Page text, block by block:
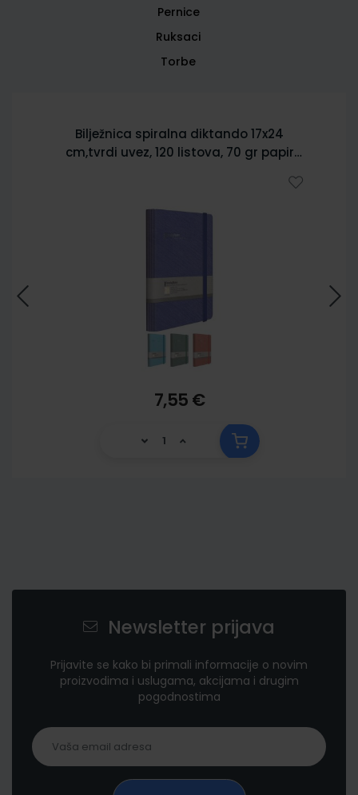
Pernice
Ruksaci
Torbe
Bilježnica spiralna diktando 17x24
cm,tvrdi uvez, 120 listova, 70 gr papir
7,55 €
Newsletter prijava
Prijavite se kako bi primali informacije o novim
proizvodima i uslugama, akcijama i drugim
pogodnostima